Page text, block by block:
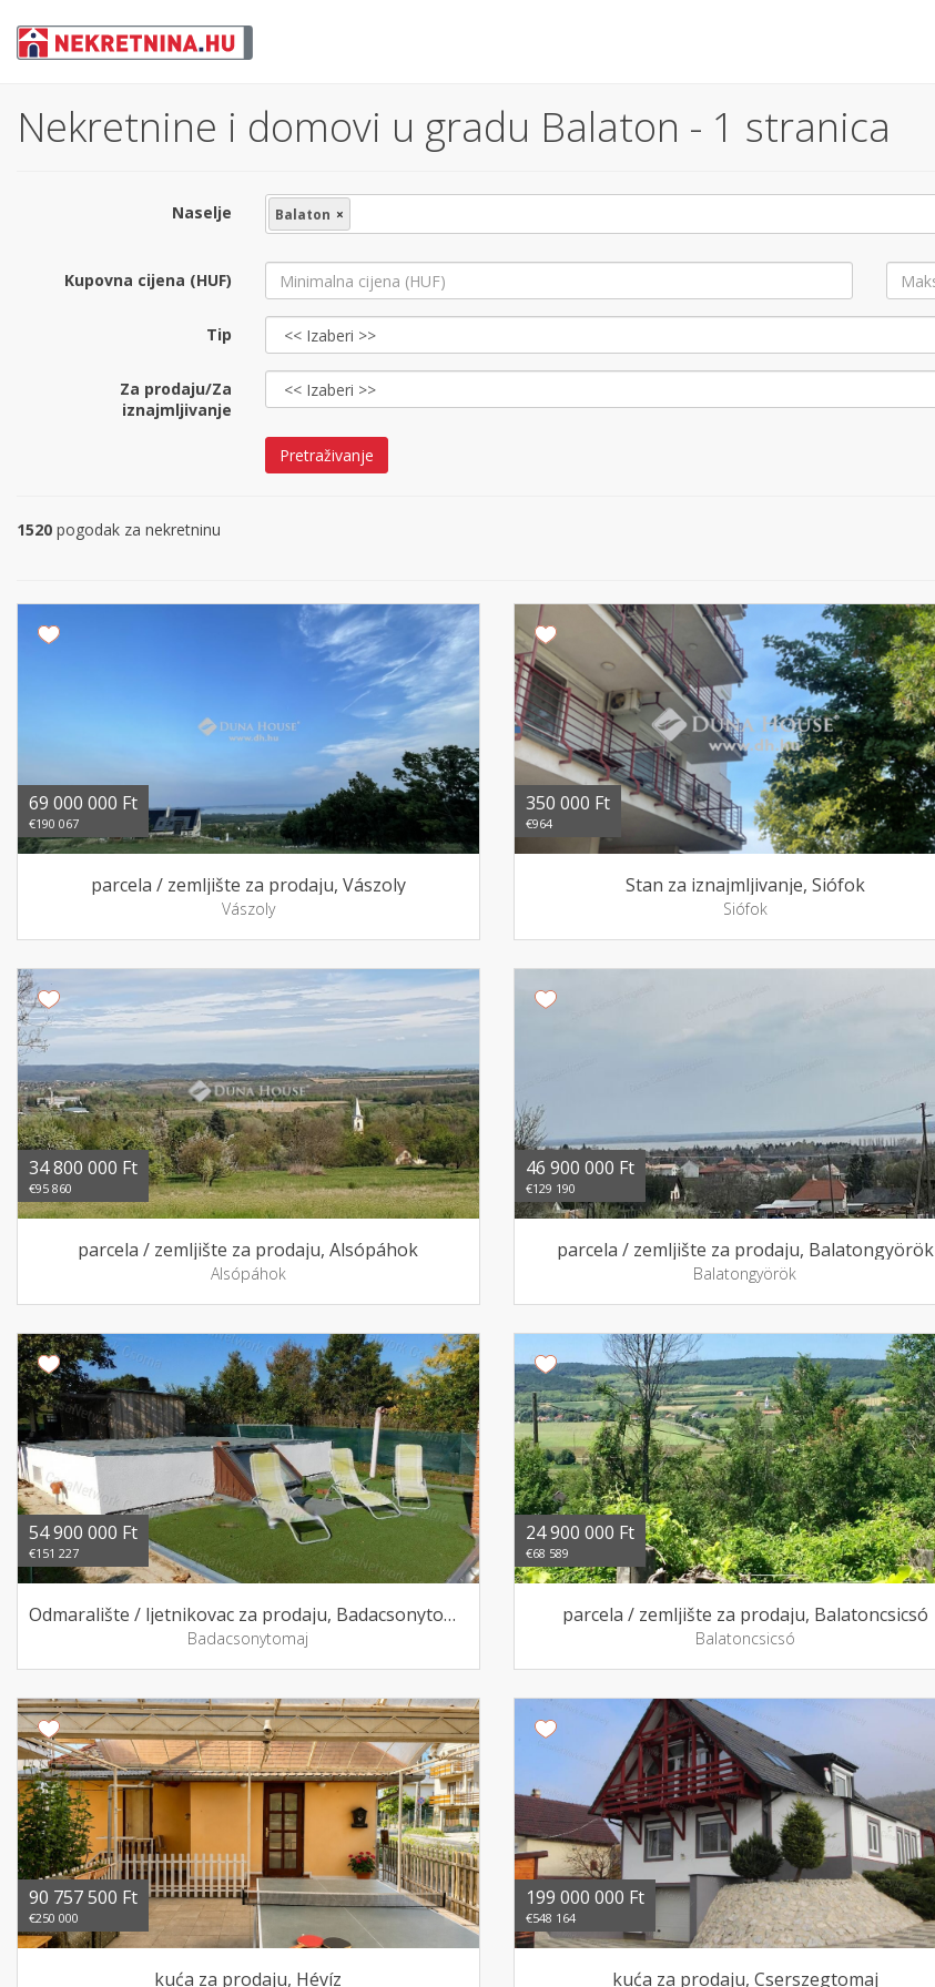
Nekretnine i domovi u gradu Balaton - 1 stranica
Naselje Balaton ×
Kupovna cijena (HUF)
Tip
Za prodaju/Za
iznajmljivanje
Pretraživanje
1520 pogodak za nekretninu
69 000 000 Ft
€190 067
parcela / zemljište za prodaju, Vászoly
Vászoly
350 000 Ft
€964
Stan za iznajmljivanje, Siófok
Siófok
34 800 000 Ft
€95 860
parcela / zemljište za prodaju, Alsópáhok
Alsópáhok
46 900 000 Ft
€129 190
parcela / zemljište za prodaju, Balatongyörök
Balatongyörök
54 900 000 Ft
€151 227
Odmaralište / ljetnikovac za prodaju, Badacsonytomaj
Badacsonytomaj
24 900 000 Ft
€68 589
parcela / zemljište za prodaju, Balatoncsicsó
Balatoncsicsó
90 757 500 Ft
€250 000
kuća za prodaju, Hévíz
199 000 000 Ft
€548 164
kuća za prodaju, Cserszegtomaj